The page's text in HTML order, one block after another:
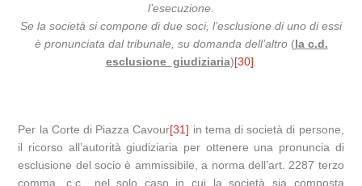
l’esecuzione.
Se la società si compone di due soci, l’esclusione di uno di essi
è pronunciata dal tribunale, su domanda dell’altro (la c.d.
esclusione giudiziaria)[30].
Per la Corte di Piazza Cavour[31] in tema di società di persone,
il ricorso all’autorità giudiziaria per ottenere una pronuncia di
esclusione del socio è ammissibile, a norma dell’art. 2287 terzo
comma, c.c., nel solo caso in cui la società sia composta